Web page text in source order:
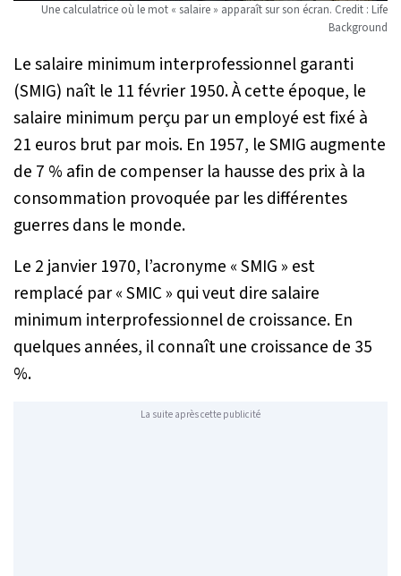
Une calculatrice où le mot « salaire » apparaît sur son écran. Credit : Life
Background
Le salaire minimum interprofessionnel garanti
(SMIG) naît le 11 février 1950. À cette époque, le
salaire minimum perçu par un employé est fixé à
21 euros brut par mois. En 1957, le SMIG augmente
de 7 % afin de compenser la hausse des prix à la
consommation provoquée par les différentes
guerres dans le monde.
Le 2 janvier 1970, l’acronyme « SMIG » est
remplacé par « SMIC » qui veut dire salaire
minimum interprofessionnel de croissance. En
quelques années, il connaît une croissance de 35
%.
La suite après cette publicité